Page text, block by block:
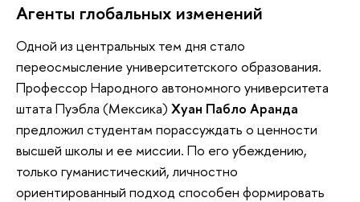
Агенты глобальных изменений
Одной из центральных тем дня стало
переосмысление университетского образования.
Профессор Народного автономного университета
штата Пуэбла (Мексика) Хуан Пабло Аранда
предложил студентам порассуждать о ценности
высшей школы и ее миссии. По его убеждению,
только гуманистический, личностно
ориентированный подход способен формировать